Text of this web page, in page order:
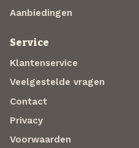
Aanbiedingen
Service
Klantenservice
Veelgestelde vragen
Contact
Privacy
Voorwaarden